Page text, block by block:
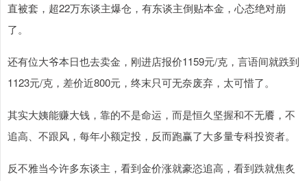
直被套，超22万东谈主爆仓，有东谈主倒贴本金，心态绝对崩
了。
还有位大爷本日也去卖金，刚进店报价1159元/克，言语间就跌到
1123元/克，差价近800元，终末只可无奈废弃，太可惜了。
其实大姨能赚大钱，靠的不是命运，而是恒久坚握和不无餍，不
追高、不跟风，每年小额定投，反而跑赢了大多量专科投资者。
反不雅当今许多东谈主，看到金价涨就豪恣追高，看到跌就焦炙